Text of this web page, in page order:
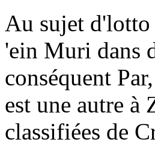
Au sujet
'ein Muri dans
conséquent
est une autre à
classifiées de